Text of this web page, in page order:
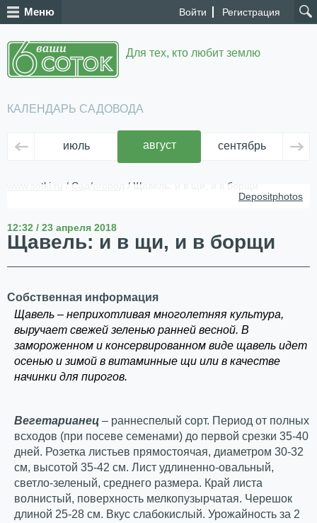
Войти Регистрация
Меню
Для тех, кто любит землю
КАЛЕНДАРЬ САДОВОДА
июль август сентябрь
www.sotki.ru / Сад/огород
/ Щавель: и в щи, и в борщи
Depositphotos
12:32 / 23 апреля 2018
Щавель: и в щи, и в борщи
Собственная информация
Щавель – неприхотливая многолетняя культура,
выручает свежей зеленью ранней весной. В
замороженном и консервированном виде щавель идет
осенью и зимой в витаминные щи или в качестве
начинки для пирогов.
Вегетарианец – раннеспелый сорт. Период от полных
всходов (при посеве семенами) до первой срезки 35-40
дней. Розетка листьев прямостоячая, диаметром 30-32
см, высотой 35-42 см. Лист удлиненно-овальный,
светло-зеленый, среднего размера. Край листа
волнистый, поверхность мелкопузырчатая. Черешок
длиной 25-28 см. Вкус слабокислый. Урожайность за 2